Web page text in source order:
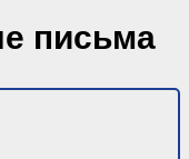
письма